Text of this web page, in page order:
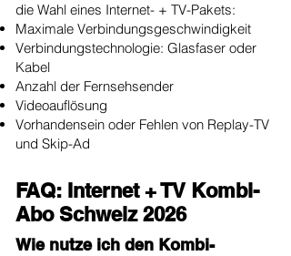
die Wahl eines Internet- + TV-Pakets:
Maximale Verbindungsgeschwindigkeit
Verbindungstechnologie: Glasfaser oder
Kabel
Anzahl der Fernsehsender
Videoauflösung
Vorhandensein oder Fehlen von Replay-TV
und Skip-Ad
FAQ: Internet + TV Kombi-
Abo Schweiz 2026
Wie nutze ich den Kombi-